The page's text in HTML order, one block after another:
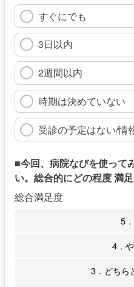
すぐにでも
3日以内
2週間以内
時期は決めていない
受診の予定はない/情
■今回、病院なびを使って
い。総合的にどの程度 満
総合満足度
5
4．
3．どちら